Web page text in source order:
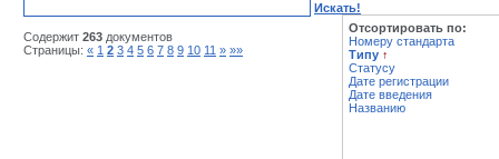
Искать!
Содержит 263 документов
Страницы: « 1 2 3 4 5 6 7 8 9 10 11 » »»
Отсортировать по:
Номеру стандарта
Типу ↑
Статусу
Дате регистрации
Дате введения
Названию